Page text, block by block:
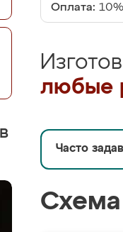
Оплата:
любые
Часто